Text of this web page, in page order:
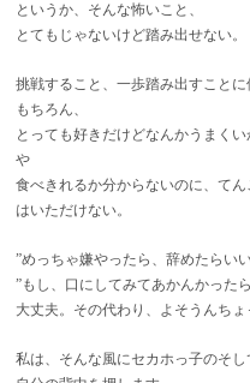
というか、そんな怖いこと、
とてもじゃないけど踏み出せない。
挑戦すること、一歩踏み出すことに
もちろん、
とっても好きだけどなんかうまくい
や
食べきれるか分からないのに、てん
はいただけない。
”めっちゃ嫌やったら、辞めたらい
”もし、口にしてみてあかんかった
大丈夫。その代わり、よそうんち
私は、そんな風にセカホっ子のそし